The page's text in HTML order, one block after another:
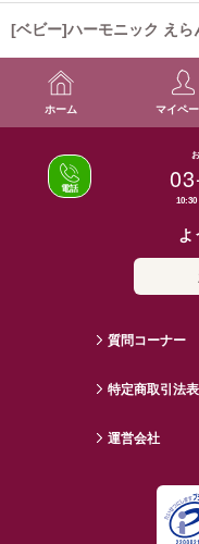
[ベビー]ハーモニック えら
ホーム マイペ
10:30
電話
よ
質問コーナー
特定商取引法
運営会社